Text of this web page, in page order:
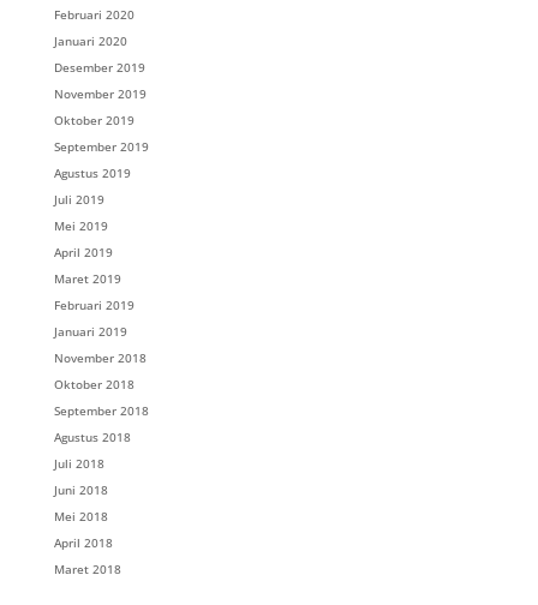
Februari 2020
Januari 2020
Desember 2019
November 2019
Oktober 2019
September 2019
Agustus 2019
Juli 2019
Mei 2019
April 2019
Maret 2019
Februari 2019
Januari 2019
November 2018
Oktober 2018
September 2018
Agustus 2018
Juli 2018
Juni 2018
Mei 2018
April 2018
Maret 2018